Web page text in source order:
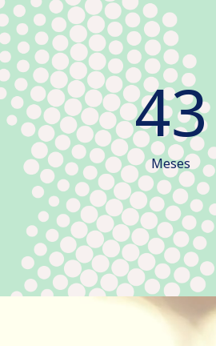
48
Meses